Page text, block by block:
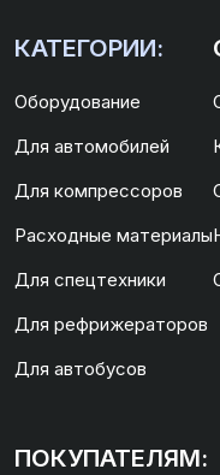
КАТЕГОРИИ:
Оборудование
Для автомобилей
Для компрессоров
Расходные материалы
Для спецтехники
Для рефрижераторов
Для автобусов
ПОКУПАТЕЛЯМ: